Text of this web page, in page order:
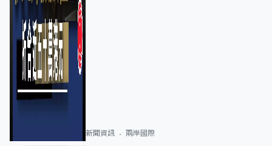
新聞資訊 兩岸國際